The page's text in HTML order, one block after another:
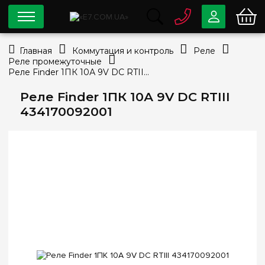
Реле Finder 1ПК 10А 9V DC RTIII
434170092001
0 80033-63-07
info@e7.com.ua
Viber Telegram
Главная Коммутация и контроль
Реле
Реле промежуточные
Реле Finder 1ПК 10А 9V DC RTIII 434170092001